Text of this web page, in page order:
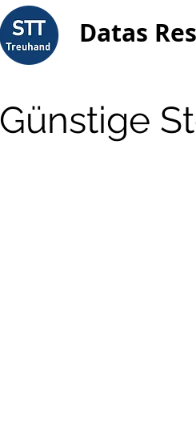
Datas
Günstige